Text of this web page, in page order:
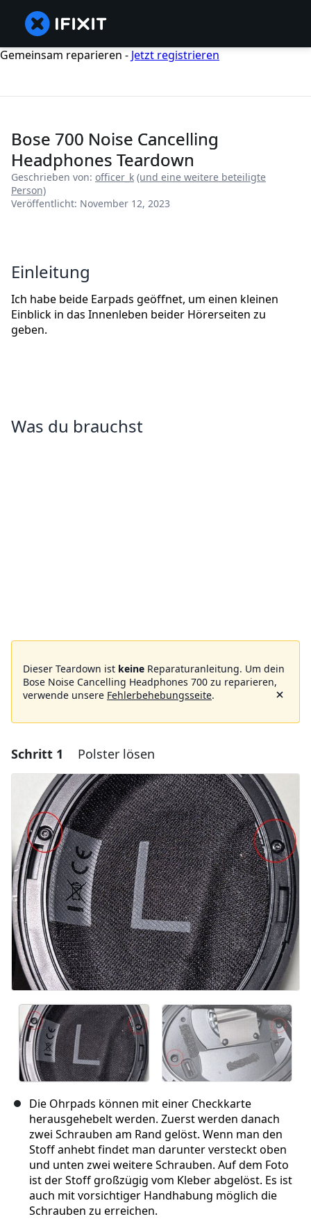
Gemeinsam reparieren - Jetzt registrieren
Bose 700 Noise Cancelling
Headphones Teardown
Geschrieben von: officer_k (und eine weitere beteiligte
Person)
Veröffentlicht: November 12, 2023
Einleitung
Ich habe beide Earpads geöffnet, um einen kleinen
Einblick in das Innenleben beider Hörerseiten zu
geben.
Was du brauchst
Dieser Teardown ist keine Reparaturanleitung. Um dein
Bose Noise Cancelling Headphones 700 zu reparieren,
verwende unsere Fehlerbehebungsseite.
Schritt 1 Polster lösen
Die Ohrpads können mit einer Checkkarte
herausgehebelt werden. Zuerst werden danach
zwei Schrauben am Rand gelöst. Wenn man den
Stoff anhebt findet man darunter versteckt oben
und unten zwei weitere Schrauben. Auf dem Foto
ist der Stoff großzügig vom Kleber abgelöst. Es ist
auch mit vorsichtiger Handhabung möglich die
Schrauben zu erreichen.